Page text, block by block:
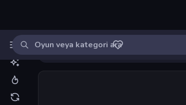
MinikOyuncu
Oyun ara
Dünyayı Kurtar